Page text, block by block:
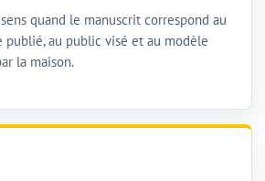
quand le manuscrit correspond au
publié, au public visé et au modèle
la maison.